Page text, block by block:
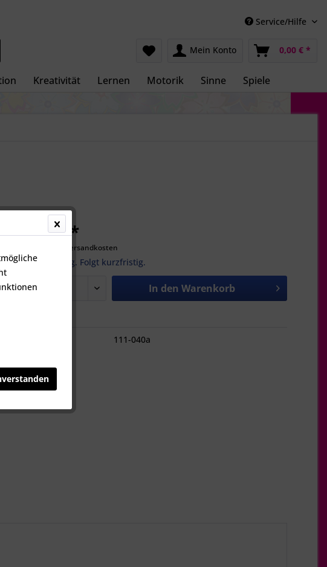
Service/Hilfe
Mein Konto 0,00 € *
Kreativität Lernen Motorik Sinne Spiele
42,95 € *
zzgl. Versandkosten
Nicht vorrätig. Folgt kurzfristig.
In den Warenkorb
111-040a